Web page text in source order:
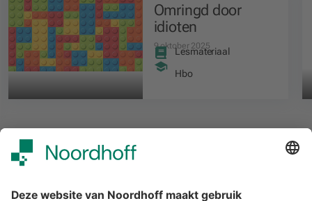
Omringd door
idioten
9 oktober 2025
Lesmateriaal
Hbo